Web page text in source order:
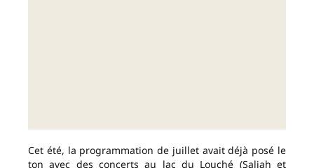
Cet été, la programmation de juillet avait déjà posé le
ton avec des concerts au lac du Louché (Saliah et